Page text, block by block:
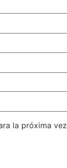
la próxima